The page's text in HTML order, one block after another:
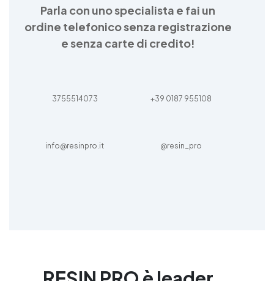
Parla con uno specialista e fai un
ordine telefonico senza registrazione
e senza carte di credito!
3755514073 +39 0187 955108
info@resinpro.it @resin_pro